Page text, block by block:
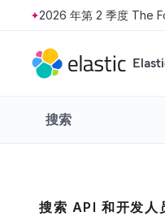
Skip to main content
2026 年第 2 季度 The
搜索
搜索 API 和开发人